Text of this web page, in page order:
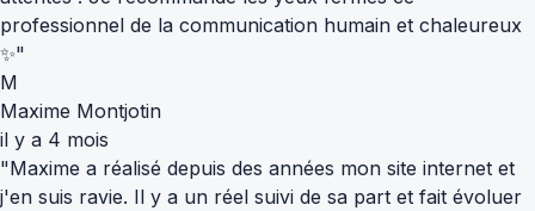
professionnel de la communication humain et chaleureux
✨"
M
Maxime Montjotin
il y a 4 mois
"Maxime a réalisé depuis des années mon site internet et
j'en suis ravie. Il y a un réel suivi de sa part et fait évoluer